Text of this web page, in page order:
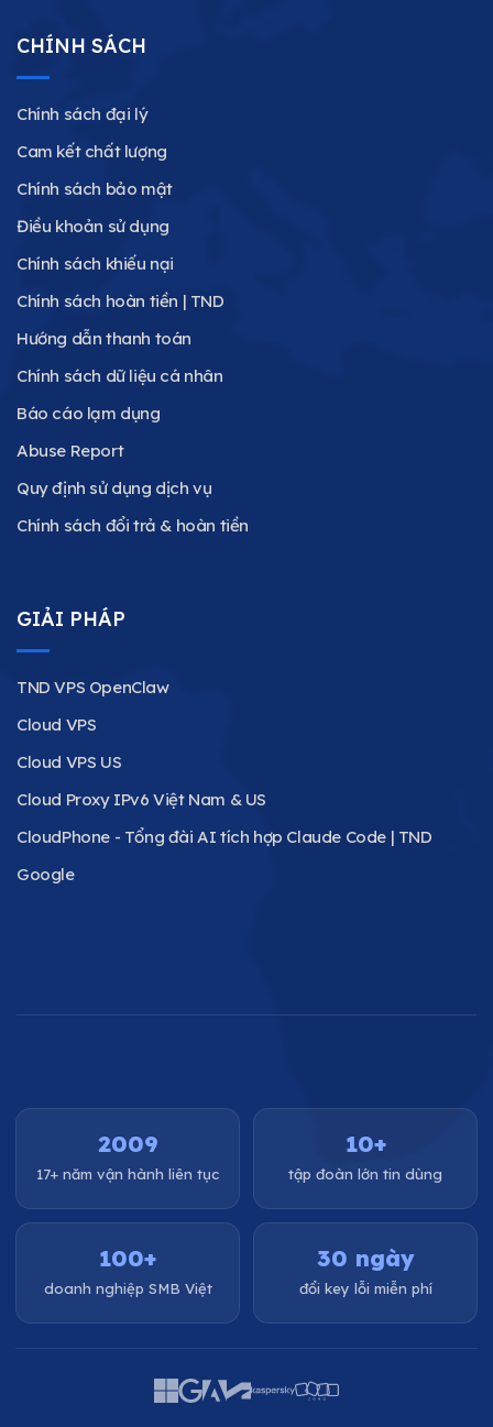
CHÍNH SÁCH
Chính sách đại lý
Cam kết chất lượng
Chính sách bảo mật
Điều khoản sử dụng
Chính sách khiếu nại
Chính sách hoàn tiền | TND
Hướng dẫn thanh toán
Chính sách dữ liệu cá nhân
Báo cáo lạm dụng
Abuse Report
Quy định sử dụng dịch vụ
Chính sách đổi trả & hoàn tiền
GIẢI PHÁP
TND VPS OpenClaw
Cloud VPS
Cloud VPS US
Cloud Proxy IPv6 Việt Nam & US
CloudPhone - Tổng đài AI tích hợp Claude Code | TND
Google
2009
17+ năm vận hành liên tục
10+
tập đoàn lớn tin dùng
100+
doanh nghiệp SMB Việt
30 ngày
đổi key lỗi miễn phí